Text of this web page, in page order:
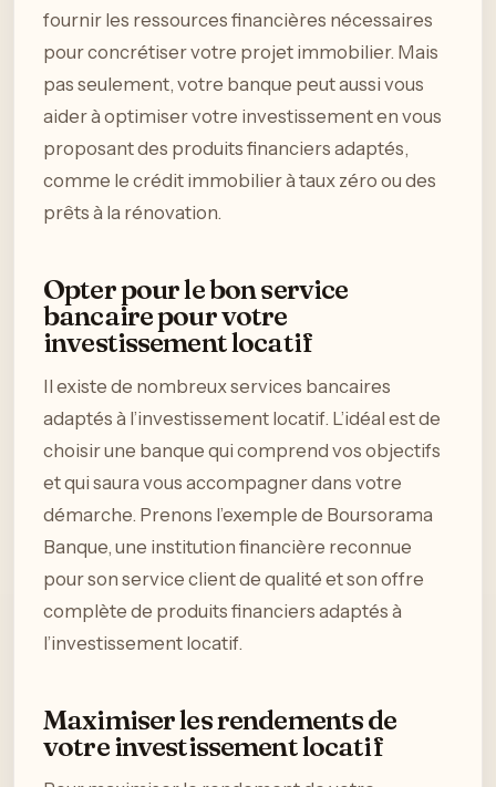
fournir les ressources financières nécessaires
pour concrétiser votre projet immobilier. Mais
pas seulement, votre banque peut aussi vous
aider à optimiser votre investissement en vous
proposant des produits financiers adaptés,
comme le crédit immobilier à taux zéro ou des
prêts à la rénovation.
Opter pour le bon service
bancaire pour votre
investissement locatif
Il existe de nombreux services bancaires
adaptés à l’investissement locatif. L’idéal est de
choisir une banque qui comprend vos objectifs
et qui saura vous accompagner dans votre
démarche. Prenons l’exemple de Boursorama
Banque, une institution financière reconnue
pour son service client de qualité et son offre
complète de produits financiers adaptés à
l’investissement locatif.
Maximiser les rendements de
votre investissement locatif